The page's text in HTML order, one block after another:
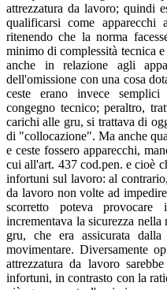
attrezzatura da lavoro; quindi
qualificarsi come apparecchi
ritenendo che la norma
minimo di complessità tecnica
anche in relazione agli
dell'omissione con una cosa
ceste erano invece
congegno tecnico; peraltro,
carichi alle gru, si trattava di
di "collocazione". Ma anche
e ceste fossero apparecchi,
cui all'art. 437 cod.pen. e cioè
infortuni sul lavoro: al
da lavoro non volte ad
scorretto poteva
incrementava la sicurezza
gru, che era assicurata
movimentare. Diversamente
attrezzatura da lavoro
infortuni, in contrasto con la